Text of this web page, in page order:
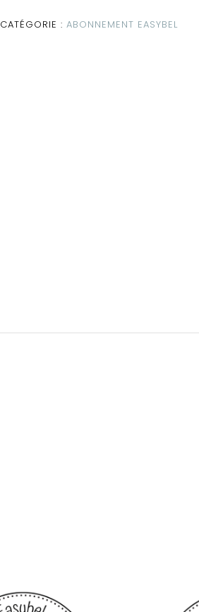
CATÉGORIE :ABONNEMENT EASYBEL